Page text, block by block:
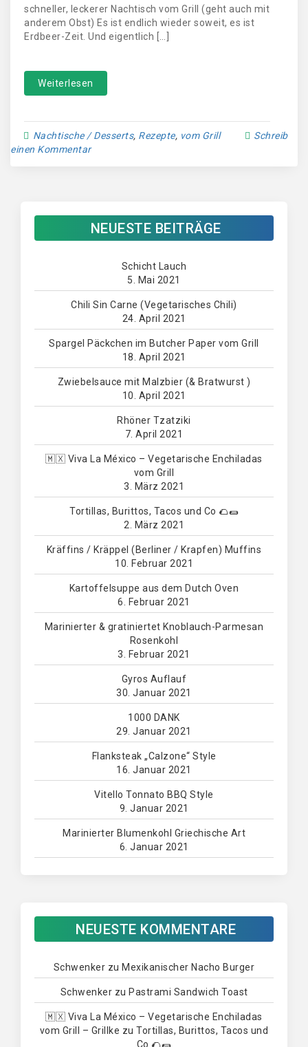
schneller, leckerer Nachtisch vom Grill (geht auch mit
anderem Obst) Es ist endlich wieder soweit, es ist
Erdbeer-Zeit. Und eigentlich […]
Weiterlesen
Nachtische / Desserts, Rezepte, vom Grill
Schreib
einen Kommentar
NEUESTE BEITRÄGE
Schicht Lauch
5. Mai 2021
Chili Sin Carne (Vegetarisches Chili)
24. April 2021
Spargel Päckchen im Butcher Paper vom Grill
18. April 2021
Zwiebelsauce mit Malzbier (& Bratwurst )
10. April 2021
Rhöner Tzatziki
7. April 2021
🇲🇽 Viva La México – Vegetarische Enchiladas
vom Grill
3. März 2021
Tortillas, Burittos, Tacos und Co 🌮🌯
2. März 2021
Kräffins / Kräppel (Berliner / Krapfen) Muffins
10. Februar 2021
Kartoffelsuppe aus dem Dutch Oven
6. Februar 2021
Marinierter & gratiniertet Knoblauch-Parmesan
Rosenkohl
3. Februar 2021
Gyros Auflauf
30. Januar 2021
1000 DANK
29. Januar 2021
Flanksteak „Calzone“ Style
16. Januar 2021
Vitello Tonnato BBQ Style
9. Januar 2021
Marinierter Blumenkohl Griechische Art
6. Januar 2021
NEUESTE KOMMENTARE
Schwenker zu Mexikanischer Nacho Burger
Schwenker zu Pastrami Sandwich Toast
🇲🇽 Viva La México – Vegetarische Enchiladas
vom Grill – Grillke zuTortillas, Burittos, Tacos und
Co 🌮🌯